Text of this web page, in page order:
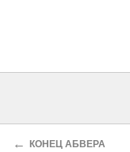
← КОНЕЦ АБВЕРА